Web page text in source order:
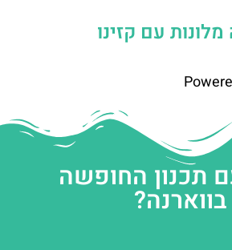
מלונות עם קזינו
תכנון החופשה
בווארנה?